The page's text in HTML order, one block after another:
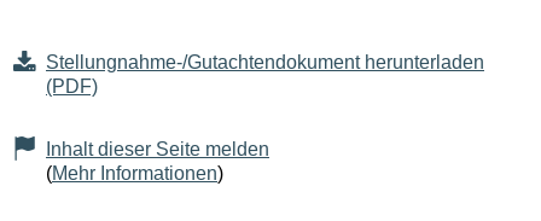
Stellungnahme-/Gutachtendokument herunterladen
(PDF)
Inhalt dieser Seite melden
(Mehr Informationen)